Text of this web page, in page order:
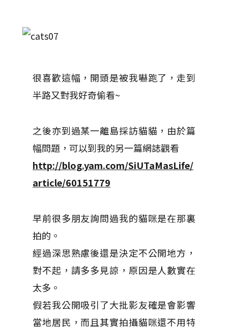
很喜歡這幅，開頭是被我嚇跑了，走到
半路又對我好奇偷看~
之後亦到過某一離島採訪貓貓，由於篇
幅問題，可以到我的另一篇網誌觀看
http://blog.yam.com/SiUTaMasLife/
article/60151779
早前很多朋友詢問過我的貓咪是在那裏
拍的。
經過深思熟慮後還是決定不公開地方，
對不起，請多多見諒，原因是人數實在
太多。
假若我公開吸引了大批影友確是會影響
當地居民，而且其實拍攝貓咪還不用特